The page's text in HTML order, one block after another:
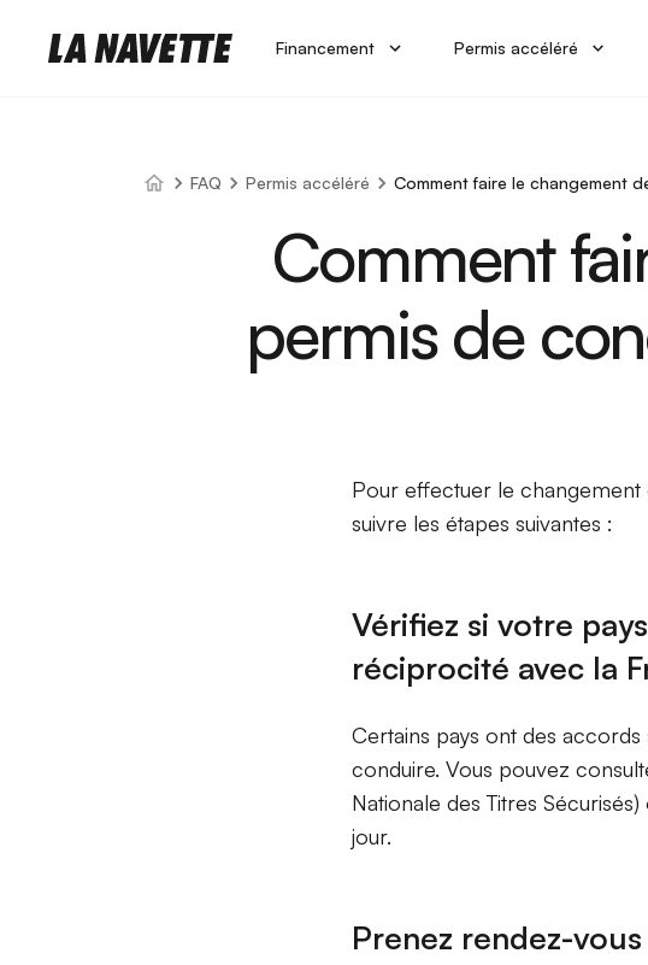
Financement Permis accéléré
FAQ Permis accéléré
Comment faire le changement
Comment
permis de
Pour effectuer le
suivre les étapes suivantes :
Vérifiez si votre
réciprocité avec la
Certains pays ont des
conduire. Vous pouvez
Nationale des Titres
jour.
Prenez rendez-